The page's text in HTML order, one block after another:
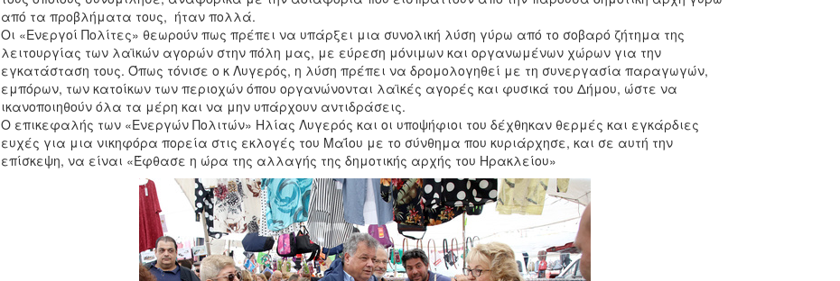
από τα προβλήματα τους, ήταν πολλά.
Οι «Ενεργοί Πολίτες» θεωρούν πως πρέπει να υπάρξει μια συνολική λύση γύρω από το σοβαρό ζήτημα της
λειτουργίας των λαϊκών αγορών στην πόλη μας, με εύρεση μόνιμων και οργανωμένων χώρων για την
εγκατάσταση τους. Όπως τόνισε ο κ Λυγερός, η λύση πρέπει να δρομολογηθεί με τη συνεργασία παραγωγών,
εμπόρων, των κατοίκων των περιοχών όπου οργανώνονται λαϊκές αγορές και φυσικά του Δήμου, ώστε να
ικανοποιηθούν όλα τα μέρη και να μην υπάρχουν αντιδράσεις.
Ο επικεφαλής των «Ενεργών Πολιτών» Ηλίας Λυγερός και οι υποψήφιοι του δέχθηκαν θερμές και εγκάρδιες
ευχές για μια νικηφόρα πορεία στις εκλογές του Μαΐου με το σύνθημα που κυριάρχησε, και σε αυτή την
επίσκεψη, να είναι «Έφθασε η ώρα της αλλαγής της δημοτικής αρχής του Ηρακλείου»